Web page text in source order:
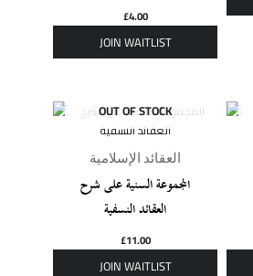
£4.00
OUT OF STOCK
العقائد الإسلامية
المجموعة السنية على شرح
العقائد النسفية
£11.00